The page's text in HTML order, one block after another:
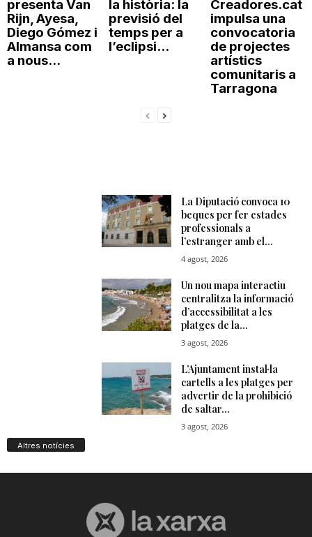
presenta Van
Rijn, Ayesa,
Diego Gómez i
Almansa com
a nous...
la història: la
previsió del
temps per a
l’eclipsi...
Creadores.cat
impulsa una
convocatoria
de projectes
artístics
comunitaris a
Tarragona
Altres notícies